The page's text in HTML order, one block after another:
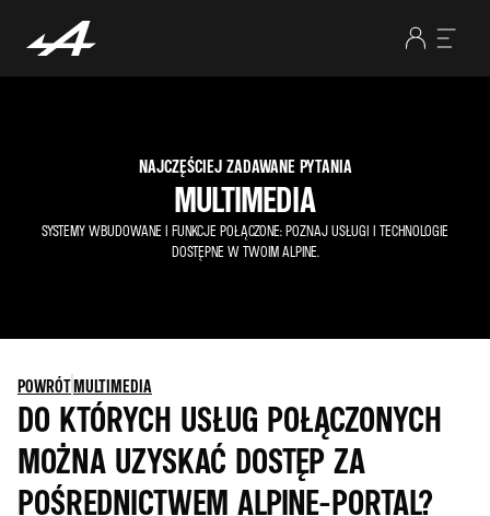
NAJCZĘŚCIEJ ZADAWANE PYTANIA
MULTIMEDIA
SYSTEMY WBUDOWANE I FUNKCJE POŁĄCZONE: POZNAJ USŁUGI I TECHNOLOGIE
DOSTĘPNE W TWOIM ALPINE.
POWRÓTMULTIMEDIA
DO KTÓRYCH USŁUG POŁĄCZONYCH
MOŻNA UZYSKAĆ DOSTĘP ZA
POŚREDNICTWEM ALPINE-PORTAL?